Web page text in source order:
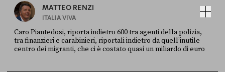
MATTEO RENZI
ITALIA VIVA
Caro Piantedosi, riporta indietro 600 tra agenti della polizia,
tra finanzieri e carabinieri, riportali indietro da quell’inutile
centro dei migranti, che ci è costato quasi un miliardo di euro